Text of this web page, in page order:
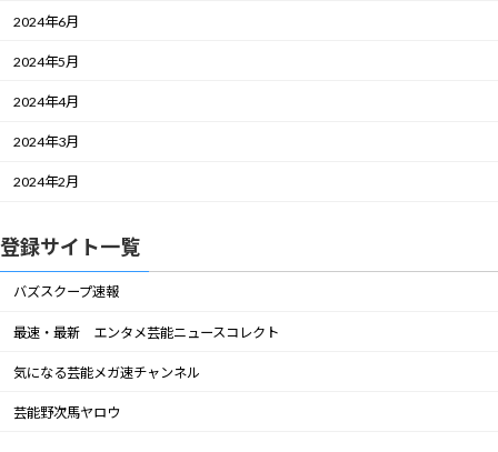
2024年6月
2024年5月
2024年4月
2024年3月
2024年2月
登録サイト一覧
バズスクープ速報
最速・最新 エンタメ芸能ニュースコレクト
気になる芸能メガ速チャンネル
芸能野次馬ヤロウ